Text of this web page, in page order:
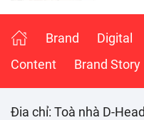
Brand Digital
Content
Brand Story
Đia chỉ: Toà nhà D-